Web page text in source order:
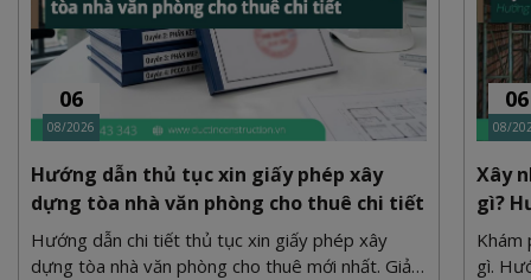
06
08/2026
Hướng dẫn thủ tục xin giấy phép xây
dựng tòa nhà văn phòng cho thuê chi tiết
Hướng dẫn chi tiết thủ tục xin giấy phép xây
dựng tòa nhà văn phòng cho thuê mới nhất. Giải
06
08/
Xây
gì?
Khám
gì.